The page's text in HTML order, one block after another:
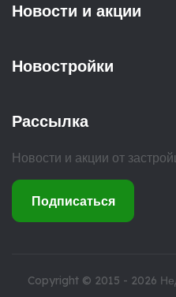
Новости и акции
Новостройки
Рассылка
Новости и акции от
Подписаться
Copyright © 2015 - 2026